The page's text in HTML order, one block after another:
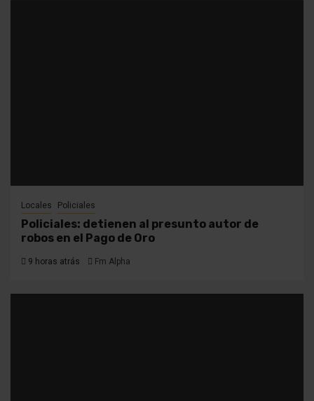
Locales Policiales
Policiales: detienen al presunto autor de
robos en el Pago de Oro
9 horas atrás Fm Alpha